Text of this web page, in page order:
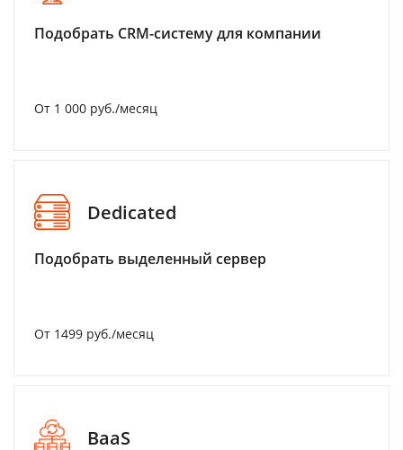
Подобрать CRM-систему для компании
От 1 000 руб./месяц
Dedicated
Подобрать выделенный сервер
От 1499 руб./месяц
BaaS